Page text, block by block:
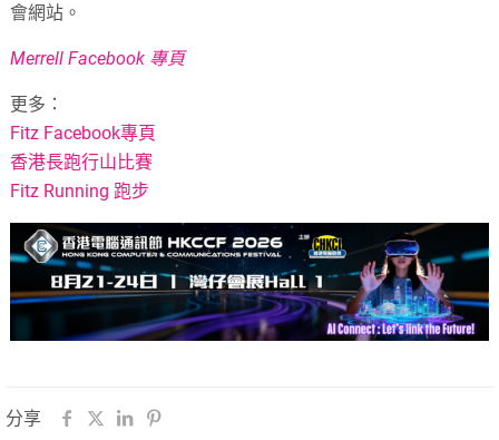
會網站。
Merrell Facebook 專頁
更多：
Fitz Facebook專頁
香港長跑行山比賽
Fitz Running 跑步
分享